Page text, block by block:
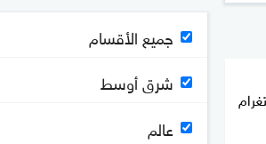
جميع الأقسام
شرق أوسط
عالم